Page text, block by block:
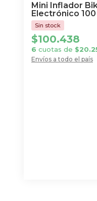
Mini Inflador
Electrónico 100
Envíos a todo el país
$100.438
6 cuotas de $